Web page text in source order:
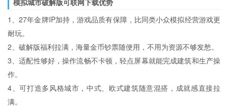
1、27年金牌IP加持，游戏品质有保障，比同类小众模拟经营游戏更
耐玩。
2、破解版福利拉满，海量金币钞票随便用，不用为资源不够发愁。
3、适配性够好，操作流畅不卡顿，轻点屏幕就能完成建筑和生产操
作。
4、可打造多风格城市，中式、欧式建筑随意混搭，成就感直接拉
满。